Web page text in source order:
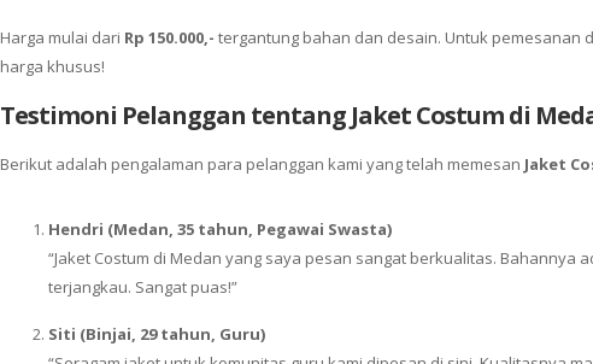
Harga mulai dari Rp 150.000,- tergantung bahan dan desain. Untuk pemesanan
harga khusus!
Testimoni Pelanggan tentang Jaket Costum di
Berikut adalah pengalaman para pelanggan kami yang telah memesan Jaket
Hendri (Medan, 35 tahun, Pegawai Swasta)
“Jaket Costum di Medan yang saya pesan sangat berkualitas. Bahannya
terjangkau. Sangat puas!”
Siti (Binjai, 29 tahun, Guru)